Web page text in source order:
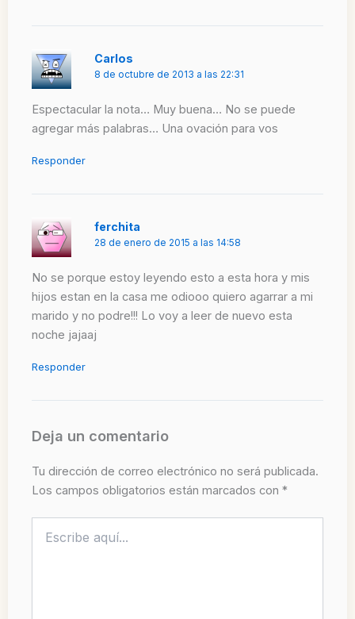
Carlos
8 de octubre de 2013 a las 22:31
Espectacular la nota… Muy buena… No se puede
agregar más palabras… Una ovación para vos
Responder
ferchita
28 de enero de 2015 a las 14:58
No se porque estoy leyendo esto a esta hora y mis
hijos estan en la casa me odiooo quiero agarrar a mi
marido y no podre!!! Lo voy a leer de nuevo esta
noche jajaaj
Responder
Deja un comentario
Tu dirección de correo electrónico no será publicada.
Los campos obligatorios están marcados con *
aquí...